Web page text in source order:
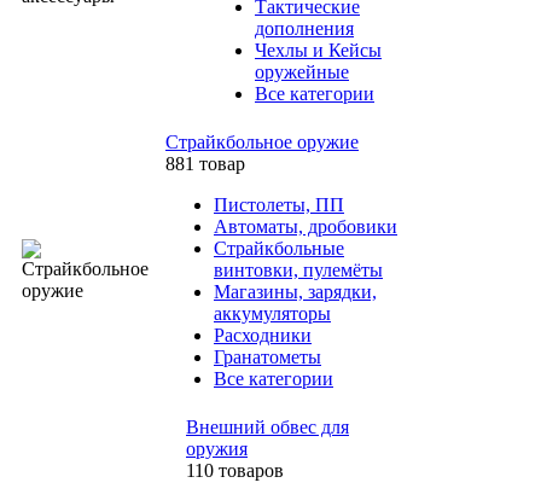
Тактические
дополнения
Чехлы и Кейсы
оружейные
Все категории
Страйкбольное оружие
881 товар
Пистолеты, ПП
Автоматы, дробовики
Страйкбольные
винтовки, пулемёты
Магазины, зарядки,
аккумуляторы
Расходники
Гранатометы
Все категории
Внешний обвес для
оружия
110 товаров